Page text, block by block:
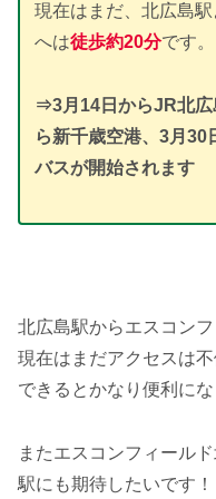
現在はまだ、北広島
へは徒歩約20分です。
⇒3月14日からJR北広
ら新千歳空港、3月30
バスが開始されます
北広島駅からエスコン
現在はまだアクセスは
できるとかなり便利にな
またエスコンフィール
駅にも期待したいです！